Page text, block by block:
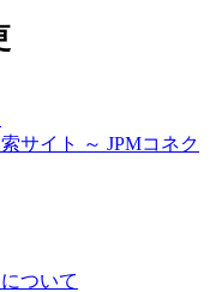
サイト ～ JPMコネク
ついて